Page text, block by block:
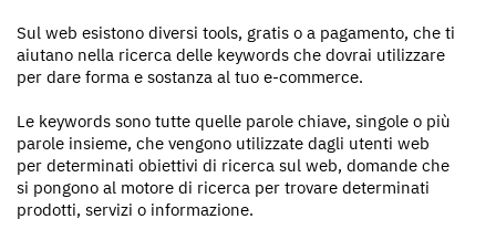
Sul web esistono diversi tools, gratis o a pagamento, che ti
aiutano nella ricerca delle keywords che dovrai utilizzare
per dare forma e sostanza al tuo e-commerce.
Le keywords sono tutte quelle parole chiave, singole o più
parole insieme, che vengono utilizzate dagli utenti web
per determinati obiettivi di ricerca sul web, domande che
si pongono al motore di ricerca per trovare determinati
prodotti, servizi o informazione.